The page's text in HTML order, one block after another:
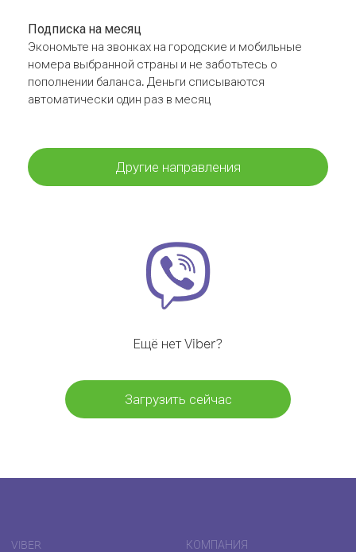
Подписка на месяц
Экономьте на звонках на городские и мобильные
номера выбранной страны и не заботьтесь о
пополнении баланса. Деньги списываются
автоматически один раз в месяц
Другие направления
Ещё нет Viber?
Загрузить сейчас
VIBER КОМПАНИЯ